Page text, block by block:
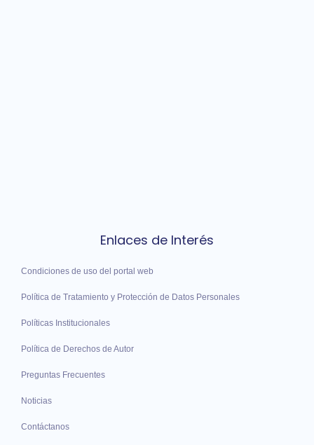
Enlaces de Interés
Condiciones de uso del portal web
Política de Tratamiento y Protección de Datos Personales
Políticas Institucionales
Política de Derechos de Autor
Preguntas Frecuentes
Noticias
Contáctanos